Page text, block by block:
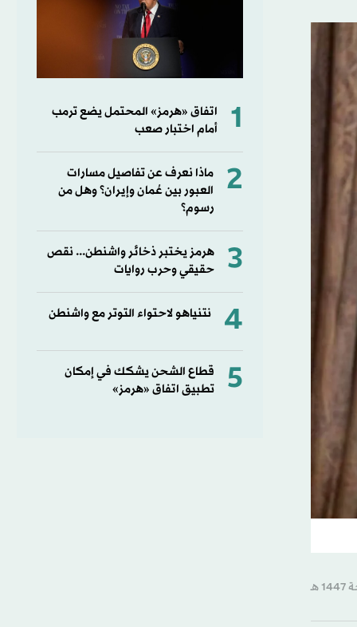
1
اتفاق «هرمز» المحتمل يضع ترمب
أمام اختبار صعب
2
ماذا نعرف عن تفاصيل مسارات
العبور بين عُمان وإيران؟ وهل من
رسوم؟
3
هرمز يختبر ذخائر واشنطن... نقص
حقيقي وحرب روايات
4 نتنياهو لاحتواء التوتر مع واشنطن
5
قطاع الشحن يشكك في إمكان
تطبيق اتفاق «هرمز»